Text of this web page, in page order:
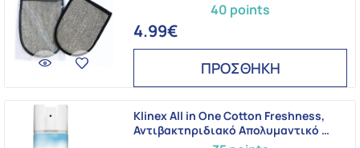
40 points
4.99€
ΠΡΟΣΘΗΚΗ
Klinex All in One Cotton Freshness,
Αντιβακτηριδιακό Απολυμαντικό …